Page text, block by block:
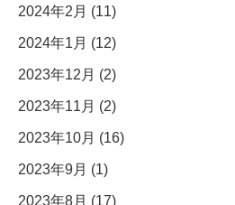
2024年2月 (11)
2024年1月 (12)
2023年12月 (2)
2023年11月 (2)
2023年10月 (16)
2023年9月 (1)
2023年8月 (17)